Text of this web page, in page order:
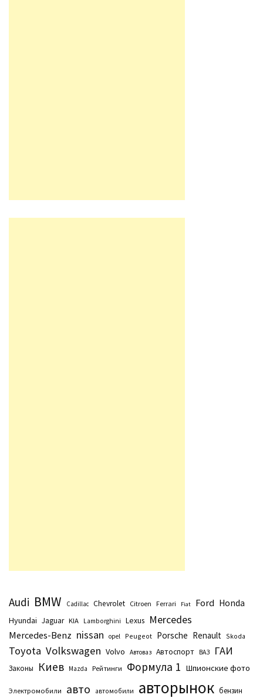
Audi BMW Cadillac Chevrolet Citroen Ferrari Fiat Ford Honda
Hyundai Jaguar KIA Lamborghini Lexus Mercedes
Mercedes-Benz nissan opel Peugeot Porsche Renault Skoda
Toyota Volkswagen Volvo Автоваз Автоспорт ВАЗ ГАИ
Законы Киев Маzda Рейтинги Формула 1 Шпионские фото
Электромобили авто автомобили авторынок бензин